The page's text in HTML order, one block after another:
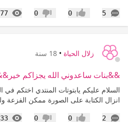
5
التعليقات إعجاب0 عدم إعجاب
0
زلال الحياة • 18 سنة
&&بنات ساعدوني الله يجزاكم
السلام عليكم يابتوتات المنتدي اختكم
انزال الكتابة على الصورة ممكن الفزعة
2
التعليقات 0
0